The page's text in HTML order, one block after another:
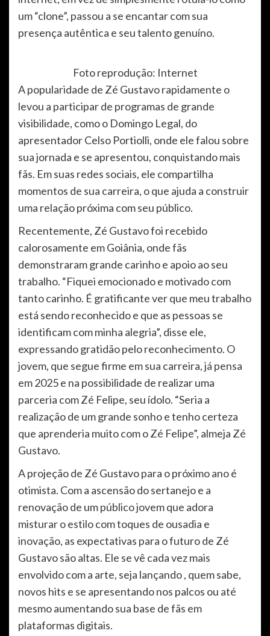
um “clone”, passou a se encantar com sua
presença autêntica e seu talento genuíno.
Foto reprodução: Internet
A popularidade de Zé Gustavo rapidamente o
levou a participar de programas de grande
visibilidade, como o Domingo Legal, do
apresentador Celso Portiolli, onde ele falou sobre
sua jornada e se apresentou, conquistando mais
fãs. Em suas redes sociais, ele compartilha
momentos de sua carreira, o que ajuda a construir
uma relação próxima com seu público.
Recentemente, Zé Gustavo foi recebido
calorosamente em Goiânia, onde fãs
demonstraram grande carinho e apoio ao seu
trabalho. “Fiquei emocionado e motivado com
tanto carinho. É gratificante ver que meu trabalho
está sendo reconhecido e que as pessoas se
identificam com minha alegria”, disse ele,
expressando gratidão pelo reconhecimento. O
jovem, que segue firme em sua carreira, já pensa
em 2025 e na possibilidade de realizar uma
parceria com Zé Felipe, seu ídolo. “Seria a
realização de um grande sonho e tenho certeza
que aprenderia muito com o Zé Felipe”, almeja Zé
Gustavo.
A projeção de Zé Gustavo para o próximo ano é
otimista. Com a ascensão do sertanejo e a
renovação de um público jovem que adora
misturar o estilo com toques de ousadia e
inovação, as expectativas para o futuro de Zé
Gustavo são altas. Ele se vê cada vez mais
envolvido com a arte, seja lançando , quem sabe,
novos hits e se apresentando nos palcos ou até
mesmo aumentando sua base de fãs em
plataformas digitais.